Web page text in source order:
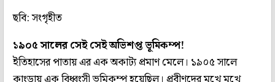
ছবি: সংগৃহীত
১৯০৫ সালের সেই সেই অভিশপ্ত ভূমিকম্প!
ইতিহাসের পাতায় এর এক অকাট্য প্রমাণ মেলে। ১৯০৫ সালে